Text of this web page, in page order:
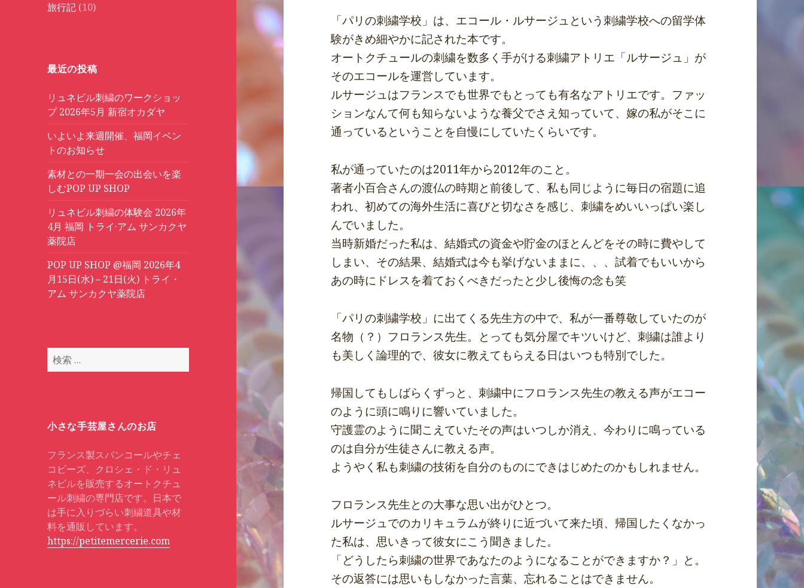
旅行記 (10)
最近の投稿
リュネビル刺繍のワークショッ
プ 2026年5月 新宿オカダヤ
いよいよ来週開催、福岡イベン
トのお知らせ
素材との一期一会の出会いを楽
しむPOP UP SHOP
リュネビル刺繍の体験会 2026年
4月 福岡 トライ·アム サンカクヤ
薬院店
POP UP SHOP @福岡 2026年4
月15日(水) – 21日(火) トライ・
アム サンカクヤ薬院店
検
索
小さな手芸屋さんのお店
フランス製スパンコールやチェ
コビーズ、クロシェ・ド・リュ
ネビルを販売するオートクチュ
ール刺繍の専門店です。日本で
は手に入りづらい刺繍道具や材
料を通販しています。
https://petitemercerie.com
「パリの刺繍学校」は、エコール・ルサージュという刺繍学校への留学体
験がきめ細やかに記された本です。
オートクチュールの刺繍を数多く手がける刺繍アトリエ「ルサージュ」が
そのエコールを運営しています。
ルサージュはフランスでも世界でもとっても有名なアトリエです。ファッ
ションなんて何も知らないような養父でさえ知っていて、嫁の私がそこに
通っているということを自慢にしていたくらいです。
私が通っていたのは2011年から2012年のこと。
著者小百合さんの渡仏の時期と前後して、私も同じように毎日の宿題に追
われ、初めての海外生活に喜びと切なさを感じ、刺繍をめいいっぱい楽し
んでいました。
当時新婚だった私は、結婚式の資金や貯金のほとんどをその時に費やして
しまい、その結果、結婚式は今も挙げないままに、、、試着でもいいから
あの時にドレスを着ておくべきだったと少し後悔の念も笑
「パリの刺繍学校」に出てくる先生方の中で、私が一番尊敬していたのが
名物（？）フロランス先生。とっても気分屋でキツいけど、刺繍は誰より
も美しく論理的で、彼女に教えてもらえる日はいつも特別でした。
帰国してもしばらくずっと、刺繍中にフロランス先生の教える声がエコー
のように頭に鳴りに響いていました。
守護霊のように聞こえていたその声はいつしか消え、今わりに鳴っている
のは自分が生徒さんに教える声。
ようやく私も刺繍の技術を自分のものにできはじめたのかもしれません。
フロランス先生との大事な思い出がひとつ。
ルサージュでのカリキュラムが終りに近づいて来た頃、帰国したくなかっ
た私は、思いきって彼女にこう聞きました。
「どうしたら刺繍の世界であなたのようになることができますか？」と。
その返答には思いもしなかった言葉、忘れることはできません。